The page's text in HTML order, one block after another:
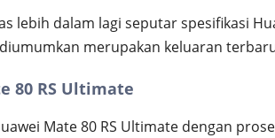
lebih dalam lagi seputar spesifikasi
merupakan keluaran
80 RS Ultimate
Mate 80 RS Ultimate dengan